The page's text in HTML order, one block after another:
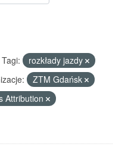
Tagi:
rozkłady jazdy
ZTM Gdańsk
Attribution